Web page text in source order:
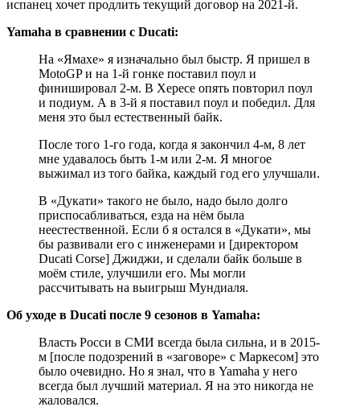
испанец хочет продлить текущий договор на 2021-й.
Yamaha в сравнении с Ducati:
На «Ямахе» я изначально был быстр. Я пришел в
MotoGP и на 1-й гонке поставил поул и
финишировал 2-м. В Хересе опять повторил поул
и подиум. А в 3-й я поставил поул и победил. Для
меня это был естественный байк.
После того 1-го года, когда я закончил 4-м, 8 лет
мне удавалось быть 1-м или 2-м. Я многое
выжимал из того байка, каждый год его улучшали.
В «Дукати» такого не было, надо было долго
приспосабливаться, езда на нём была
неестественной. Если б я остался в «Дукати», мы
бы развивали его с инженерами и [директором
Ducati Corse] Джиджи, и сделали байк больше в
моём стиле, улучшили его. Мы могли
рассчитывать на выигрыш Мундиаля.
Об уходе в Ducati после 9 сезонов в Yamaha:
Власть Росси в СМИ всегда была сильна, и в 2015-
м [после подозрений в «заговоре» с Маркесом] это
было очевидно. Но я знал, что в Yamaha у него
всегда был лучший материал. Я на это никогда не
жаловался.